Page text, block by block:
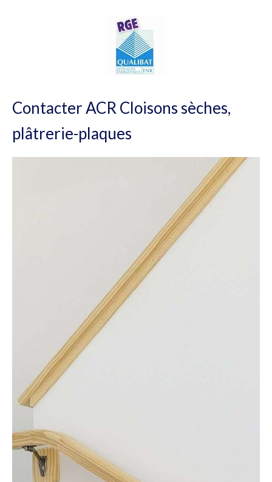
Contacter ACR Cloisons sèches,
plâtrerie-plaques